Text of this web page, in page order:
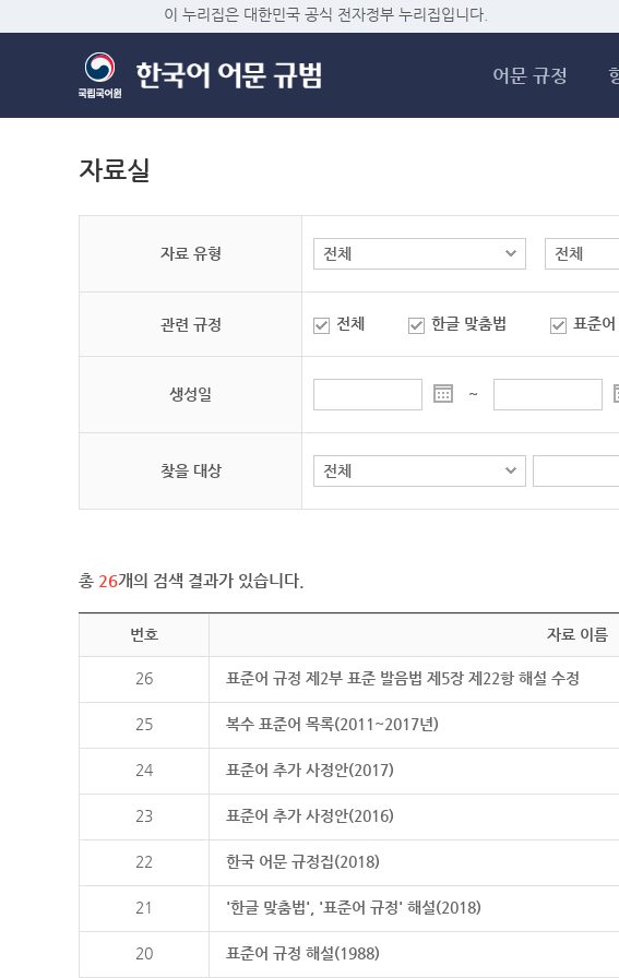
이 누리집은 대한민국 공식 전자정부 누리집입니다.
어문 규정
자료실
자료 유형
관련 규정 전체 한글 맞춤법 표준
생성일 ~
찾을 대상
총 26개의 검색 결과가 있습니다.
번호 자료 이름
26 표준어 규정 제2부 표준 발음법 제5장 제22항 해설 수정
25 복수 표준어 목록(2011~2017년)
24 표준어 추가 사정안(2017)
23 표준어 추가 사정안(2016)
22 한국 어문 규정집(2018)
21 '한글 맞춤법', '표준어 규정' 해설(2018)
20 표준어 규정 해설(1988)